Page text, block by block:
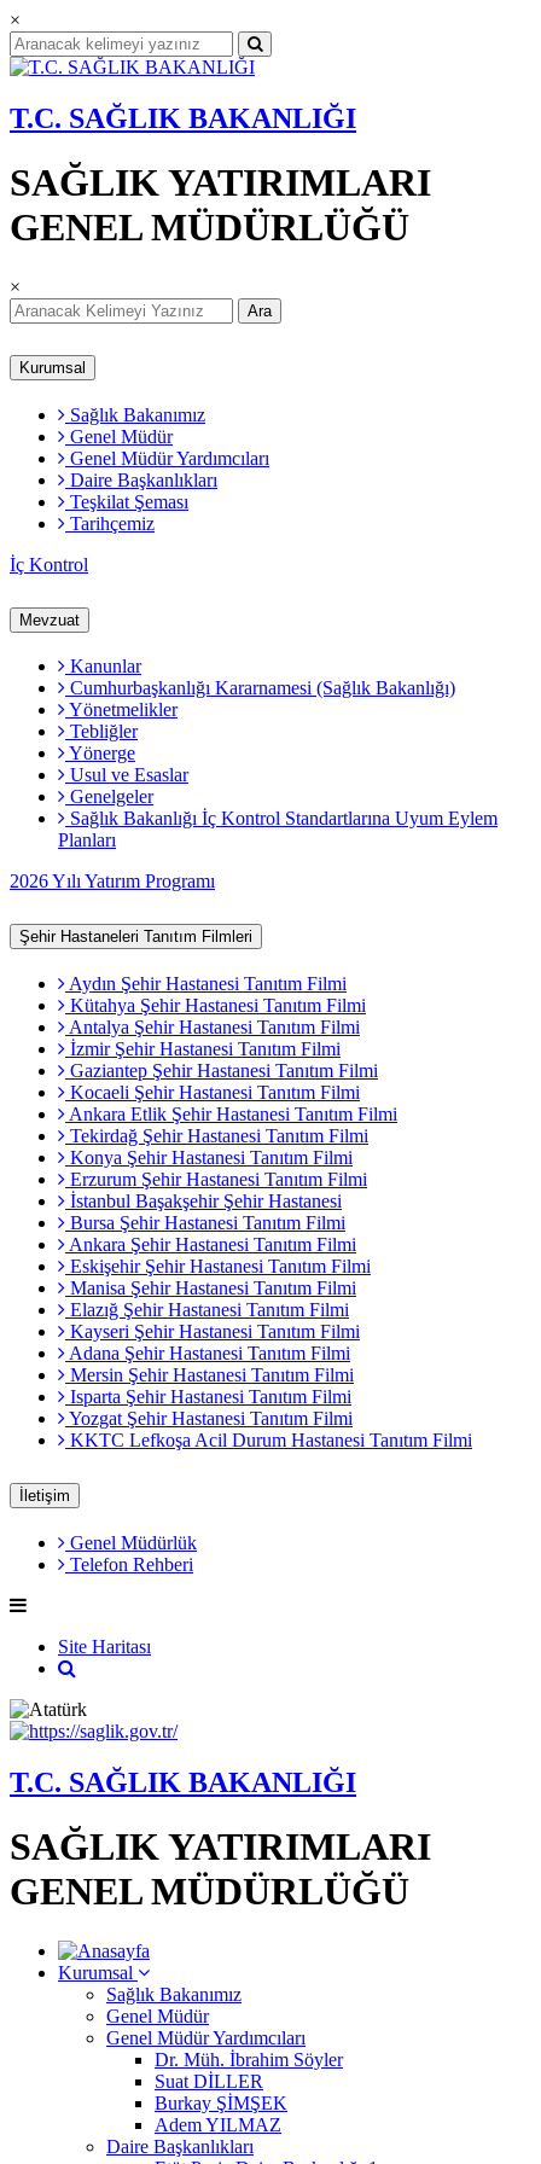
×
T.C. SAĞLIK BAKANLIĞI
SAĞLIK YATIRIMLARI
GENEL MÜDÜRLÜĞÜ
×
Ara
Kurumsal
Sağlık Bakanımız
Genel Müdür
Genel Müdür Yardımcıları
Daire Başkanlıkları
Teşkilat Şeması
Tarihçemiz
İç Kontrol
Mevzuat
Kanunlar
Cumhurbaşkanlığı Kararnamesi (Sağlık Bakanlığı)
Yönetmelikler
Tebliğler
Yönerge
Usul ve Esaslar
Genelgeler
Sağlık Bakanlığı İç Kontrol Standartlarına Uyum Eylem
Planları
2026 Yılı Yatırım Programı
Şehir Hastaneleri Tanıtım Filmleri
Aydın Şehir Hastanesi Tanıtım Filmi
Kütahya Şehir Hastanesi Tanıtım Filmi
Antalya Şehir Hastanesi Tanıtım Filmi
İzmir Şehir Hastanesi Tanıtım Filmi
Gaziantep Şehir Hastanesi Tanıtım Filmi
Kocaeli Şehir Hastanesi Tanıtım Filmi
Ankara Etlik Şehir Hastanesi Tanıtım Filmi
Tekirdağ Şehir Hastanesi Tanıtım Filmi
Konya Şehir Hastanesi Tanıtım Filmi
Erzurum Şehir Hastanesi Tanıtım Filmi
İstanbul Başakşehir Şehir Hastanesi
Bursa Şehir Hastanesi Tanıtım Filmi
Ankara Şehir Hastanesi Tanıtım Filmi
Eskişehir Şehir Hastanesi Tanıtım Filmi
Manisa Şehir Hastanesi Tanıtım Filmi
Elazığ Şehir Hastanesi Tanıtım Filmi
Kayseri Şehir Hastanesi Tanıtım Filmi
Adana Şehir Hastanesi Tanıtım Filmi
Mersin Şehir Hastanesi Tanıtım Filmi
Isparta Şehir Hastanesi Tanıtım Filmi
Yozgat Şehir Hastanesi Tanıtım Filmi
KKTC Lefkoşa Acil Durum Hastanesi Tanıtım Filmi
İletişim
Genel Müdürlük
Telefon Rehberi
Site Haritası
T.C. SAĞLIK BAKANLIĞI
SAĞLIK YATIRIMLARI
GENEL MÜDÜRLÜĞÜ
Kurumsal
Sağlık Bakanımız
Genel Müdür
Genel Müdür Yardımcıları
Dr. Müh. İbrahim Söyler
Suat DİLLER
Burkay ŞİMŞEK
Adem YILMAZ
Daire Başkanlıkları